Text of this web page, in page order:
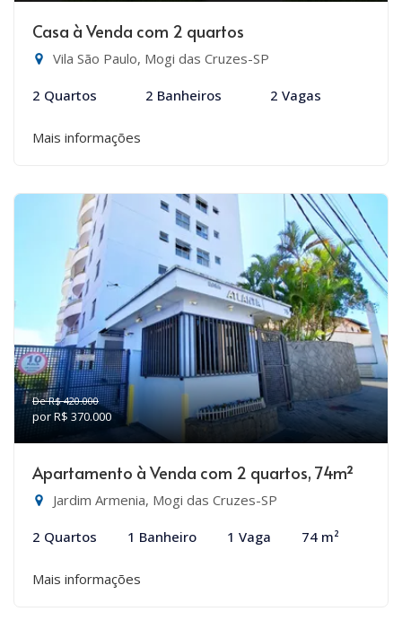
Casa à Venda com 2 quartos
Vila São Paulo, Mogi das Cruzes-SP
2 Quartos 2 Banheiros 2 Vagas
Mais informações
De R$ 420.000
por R$ 370.000
Apartamento à Venda com 2 quartos, 74m²
Jardim Armenia, Mogi das Cruzes-SP
2 Quartos 1 Banheiro 1 Vaga 74 m²
Mais informações